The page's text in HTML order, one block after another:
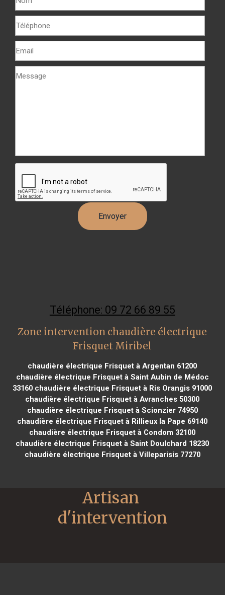
Téléphone: 09 72 66 89 55
Zone intervention chaudière électrique
Frisquet Miribel
chaudière électrique Frisquet à Argentan 61200
chaudière électrique Frisquet à Saint Aubin de Médoc
33160 chaudière électrique Frisquet à Ris Orangis 91000
chaudière électrique Frisquet à Avranches 50300
chaudière électrique Frisquet à Scionzier 74950
chaudière électrique Frisquet à Rillieux la Pape 69140
chaudière électrique Frisquet à Condom 32100
chaudière électrique Frisquet à Saint Doulchard 18230
chaudière électrique Frisquet à Villeparisis 77270
Artisan
d'intervention